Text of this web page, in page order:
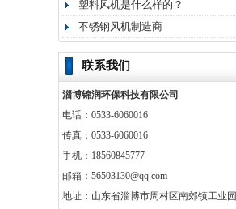
塑料风机是什么样的？
不锈钢风机制造商
联系我们
淄博锦润环保科技有限公司
电话：0533-6060016
传真：0533-6060016
手机：18560845777
邮箱：56503130@qq.com
地址：山东省淄博市周村区南郊镇工业园